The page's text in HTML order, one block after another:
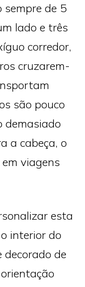
sempre de 5
lado e três
corredor,
cruzarem-
são pouco
demasiado
a cabeça, o
viagens
esta
interior do
de